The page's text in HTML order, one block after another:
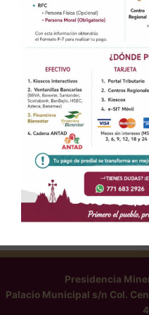
Presidencia
Palacio Municipal s/n Col.